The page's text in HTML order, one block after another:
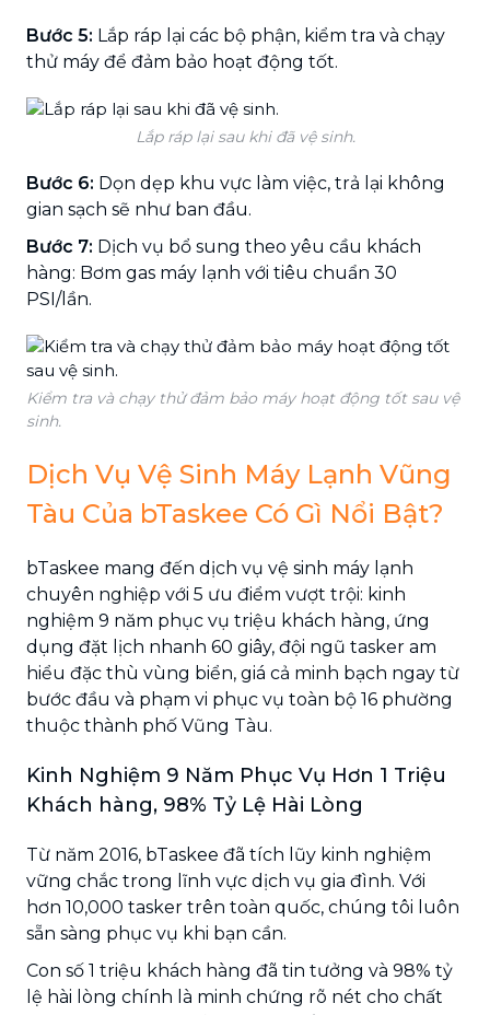
Bước 5: Lắp ráp lại các bộ phận, kiểm tra và chạy
thử máy để đảm bảo hoạt động tốt.
Lắp ráp lại sau khi đã vệ sinh.
Bước 6: Dọn dẹp khu vực làm việc, trả lại không
gian sạch sẽ như ban đầu.
Bước 7: Dịch vụ bổ sung theo yêu cầu khách
hàng: Bơm gas máy lạnh với tiêu chuẩn 30
PSI/lần.
Kiểm tra và chạy thử đảm bảo máy hoạt động tốt sau vệ
sinh.
Dịch Vụ Vệ Sinh Máy Lạnh Vũng
Tàu Của bTaskee Có Gì Nổi Bật?
bTaskee mang đến dịch vụ vệ sinh máy lạnh
chuyên nghiệp với 5 ưu điểm vượt trội: kinh
nghiệm 9 năm phục vụ triệu khách hàng, ứng
dụng đặt lịch nhanh 60 giây, đội ngũ tasker am
hiểu đặc thù vùng biển, giá cả minh bạch ngay từ
bước đầu và phạm vi phục vụ toàn bộ 16 phường
thuộc thành phố Vũng Tàu.
Kinh Nghiệm 9 Năm Phục Vụ Hơn 1 Triệu
Khách hàng, 98% Tỷ Lệ Hài Lòng
Từ năm 2016, bTaskee đã tích lũy kinh nghiệm
vững chắc trong lĩnh vực dịch vụ gia đình. Với
hơn 10,000 tasker trên toàn quốc, chúng tôi luôn
sẵn sàng phục vụ khi bạn cần.
Con số 1 triệu khách hàng đã tin tưởng và 98% tỷ
lệ hài lòng chính là minh chứng rõ nét cho chất